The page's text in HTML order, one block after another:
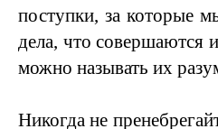
поступки, за которые
дела, что совершаются
можно называть их
Никогда не